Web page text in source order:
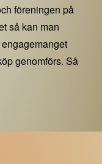
föreningen på
så kan man
genomförs. Så